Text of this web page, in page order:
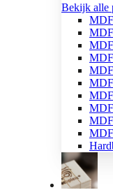
Bekijk alle
MDF